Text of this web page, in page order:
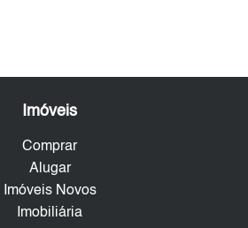
Imóveis
Comprar
Alugar
Imóveis Novos
Imobiliária